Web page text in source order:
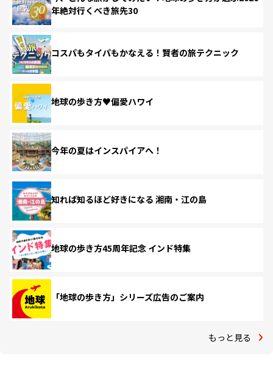
年絶対行くべき旅先30
コスパもタイパもかなえる！賢者の旅テクニック
地球の歩き方♥偏愛ハワイ
今年の夏はインスパイアへ！
知れば知るほど好きになる 湘南・江の島
地球の歩き方45周年記念 インド特集
「地球の歩き方」シリーズ広告のご案内
もっと見る